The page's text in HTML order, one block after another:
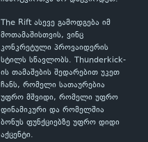
The Rift ასევე გამოდგება იმ
მოთამაშისთვის, ვინც
კონკრეტული პროვაიდერის
სტილს სწავლობს. Thunderkick-
ის თამაშების შედარებით უკეთ
ჩანს, რომელი სათაურებია
უფრო მშვიდი, რომელი უფრო
დინამიკური და რომელშია
ბონუს ფუნქციებზე უფრო დიდი
აქცენტი.